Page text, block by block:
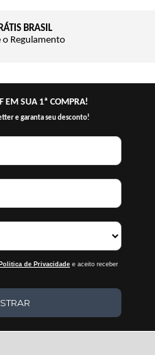
BRASIL
o Regulamento
EM SUA 1ª COMPRA!
e garanta seu desconto!
Politica de Privacidadee aceito receber